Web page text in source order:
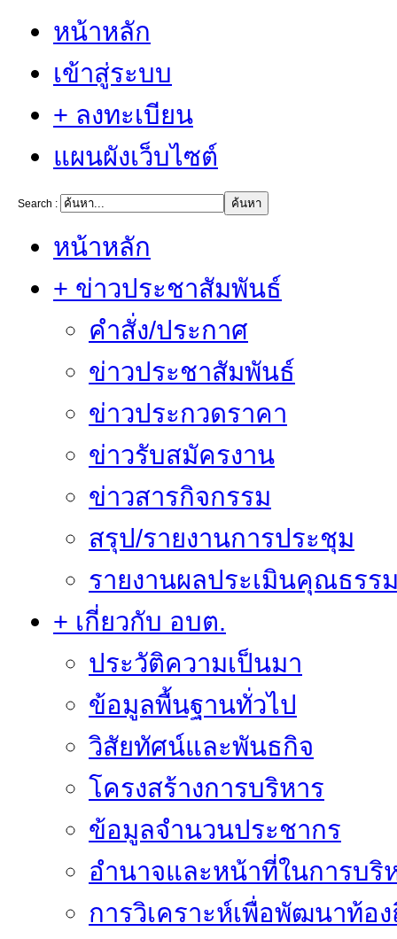
หน้าหลัก
เข้าสู่ระบบ
+ ลงทะเบียน
แผนผังเว็บไซต์
Search :
หน้าหลัก
+ ข่าวประชาสัมพันธ์
คำสั่ง/ประกาศ
ข่าวประชาสัมพันธ์
ข่าวประกวดราคา
ข่าวรับสมัครงาน
ข่าวสารกิจกรรม
สรุป/รายงานการประชุม
รายงานผลประเมินคุณธรร
+ เกี่ยวกับ อบต.
ประวัติความเป็นมา
ข้อมูลพื้นฐานทั่วไป
วิสัยทัศน์และพันธกิจ
โครงสร้างการบริหาร
ข้อมูลจำนวนประชากร
อำนาจและหน้าที่ในการบริ
การวิเคราะห์เพื่อพัฒนาท้อ